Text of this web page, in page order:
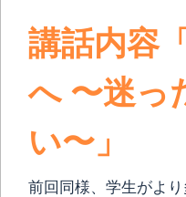
講話内容
へ 〜迷っ
い〜」
前回同様、学生がよ